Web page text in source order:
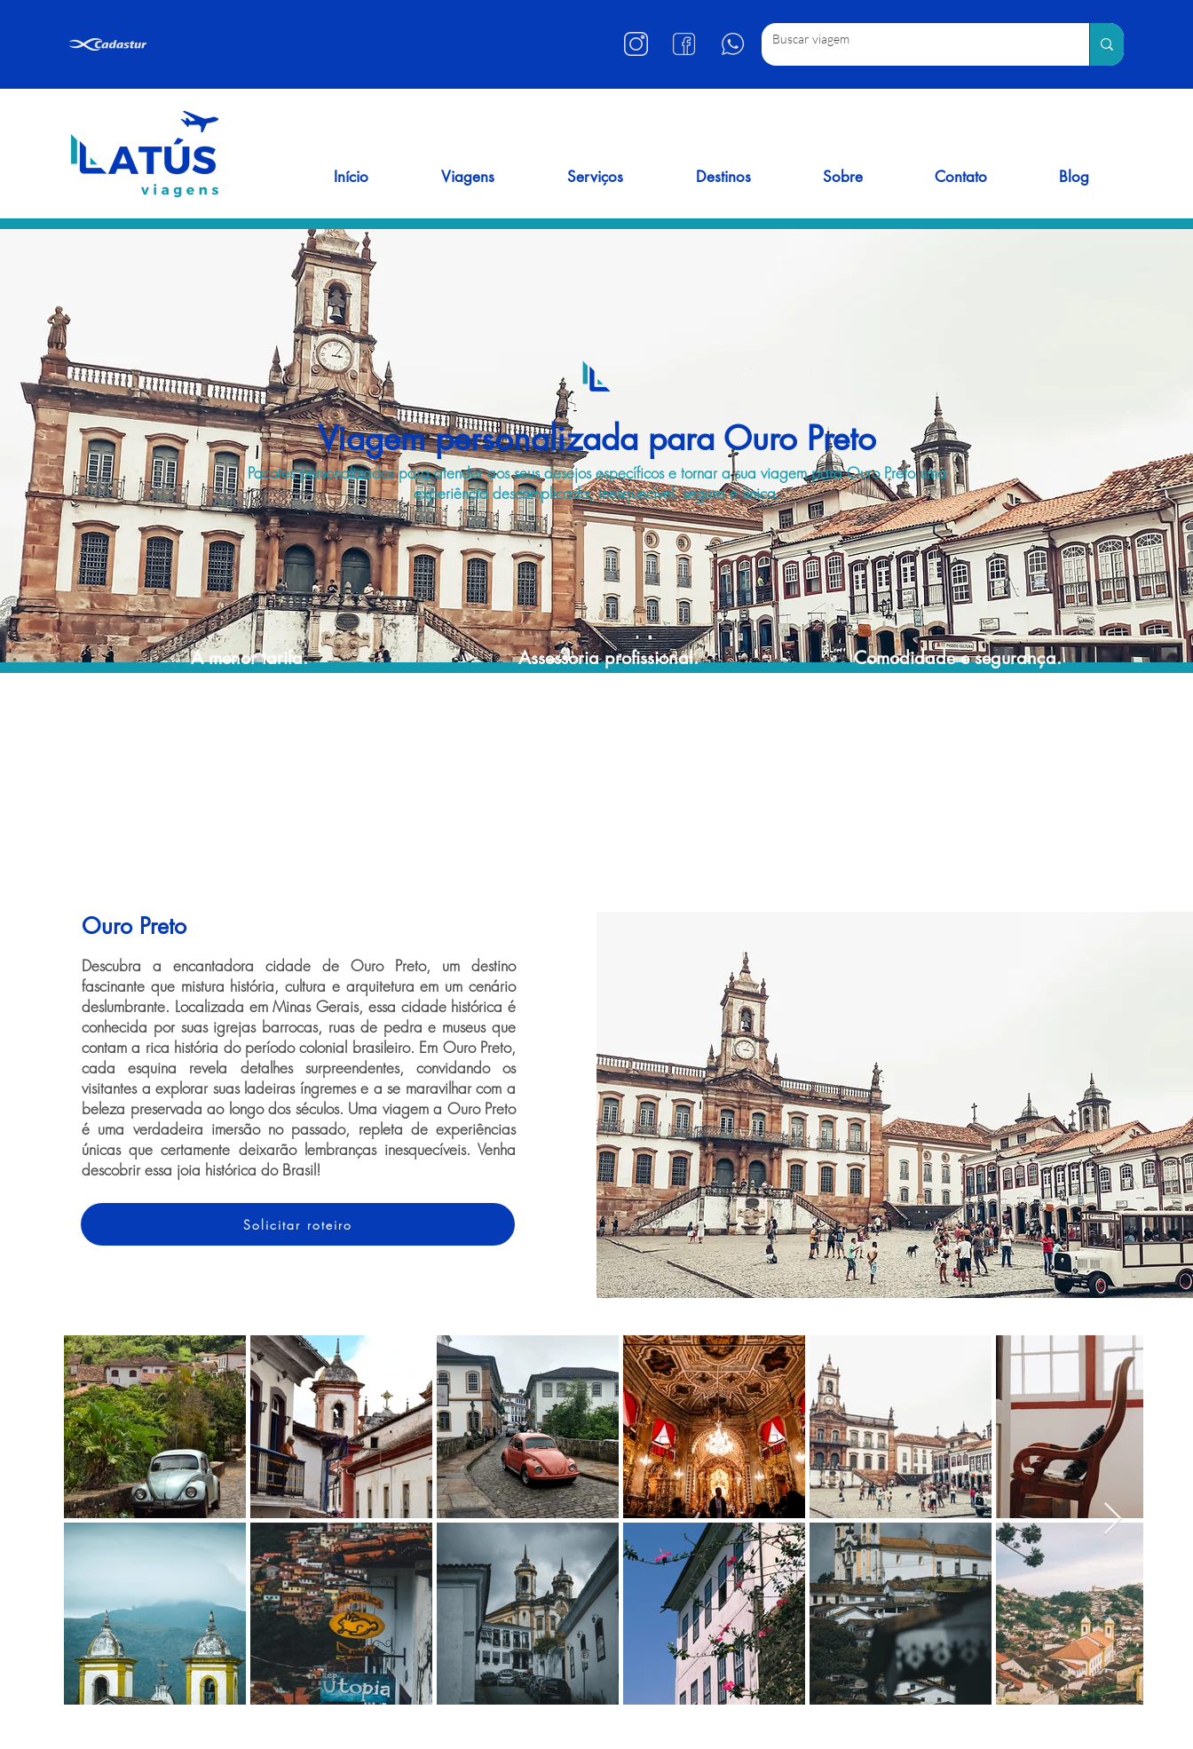
Início Viagens Serviços Destinos Sobre Contato Blog
Viagem personalizada para Ouro Preto
Pacotes personalizados para atender aos seus desejos específicos e tornar a sua viagem para Ouro Preto uma
experiência descomplicada, inesquecível, segura e única.
A menor tarifa. Assessoria profissional. Comodidade e segurança.
Ouro Preto
Descubra a encantadora cidade de Ouro Preto, um destino
fascinante que mistura história, cultura e arquitetura em um cenário
deslumbrante. Localizada em Minas Gerais, essa cidade histórica é
conhecida por suas igrejas barrocas, ruas de pedra e museus que
contam a rica história do período colonial brasileiro. Em Ouro Preto,
cada esquina revela detalhes surpreendentes, convidando os
visitantes a explorar suas ladeiras íngremes e a se maravilhar com a
beleza preservada ao longo dos séculos. Uma viagem a Ouro Preto
é uma verdadeira imersão no passado, repleta de experiências
únicas que certamente deixarão lembranças inesquecíveis. Venha
descobrir essa joia histórica do Brasil!
Solicitar roteiro